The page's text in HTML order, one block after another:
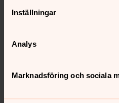
Inställningar
Analys
Marknadsföring och sociala
På altaret står två ljus samt